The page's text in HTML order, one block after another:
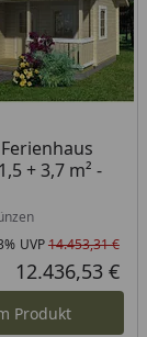
+ 3,7 m² -
UVP14.453,31 €
12.436,53 €
Produkt